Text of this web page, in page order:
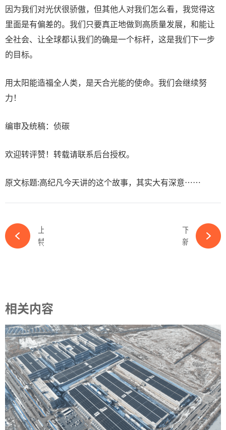
因为我们对光伏很骄傲，但其他人对我们怎么看，我觉得这
里面是有偏差的。我们只要真正地做到高质量发展，和能让
全社会、让全球都认我们的确是一个标杆，这是我们下一步
的目标。
用太阳能造福全人类，是天合光能的使命。我们会继续努
力！
编审及统稿：侦碳
欢迎转评赞！转载请联系后台授权。
原文标题:高纪凡今天讲的这个故事，其实大有深意……
下一篇
新疆昌吉首富张新，撤回硅料龙头A股上市申请-必赢体育app官方平台
相关内容